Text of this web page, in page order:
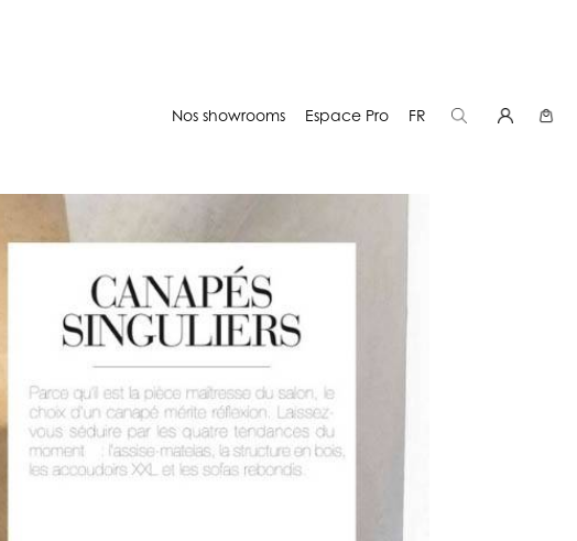
Nos showrooms Espace Pro FR